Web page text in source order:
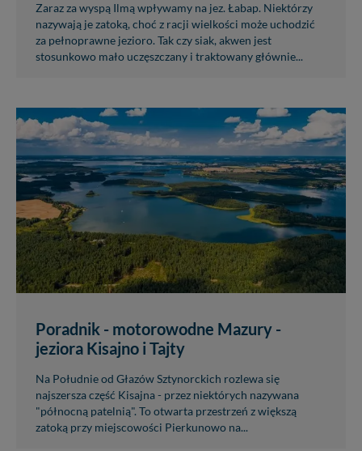
Zaraz za wyspą Ilmą wpływamy na jez. Łabap. Niektórzy
nazywają je zatoką, choć z racji wielkości może uchodzić
za pełnoprawne jezioro. Tak czy siak, akwen jest
stosunkowo mało uczęszczany i traktowany głównie...
Poradnik - motorowodne Mazury -
jeziora Kisajno i Tajty
Na Południe od Głazów Sztynorckich rozlewa się
najszersza część Kisajna - przez niektórych nazywana
"północną patelnią". To otwarta przestrzeń z większą
zatoką przy miejscowości Pierkunowo na...